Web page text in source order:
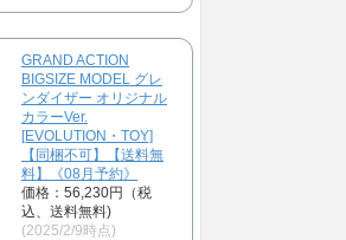
GRAND ACTION
BIGSIZE MODEL グレ
ンダイザー オリジナル
カラーVer.
[EVOLUTION・TOY]
【同梱不可】【送料無
料】《08月予約》
価格：56,230円（税
込、送料無料)
(2025/2/9時点)